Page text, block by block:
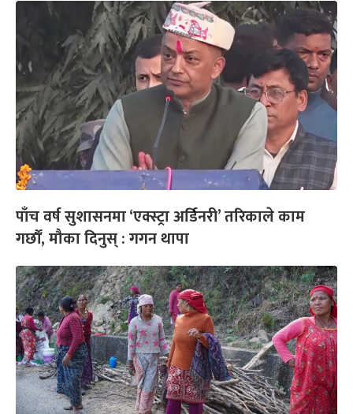
पाँच वर्ष सुशासनमा ‘एक्स्ट्रा अर्डिनरी’ तरिकाले काम
गर्छौँ, मौका दिनुस् : गगन थापा